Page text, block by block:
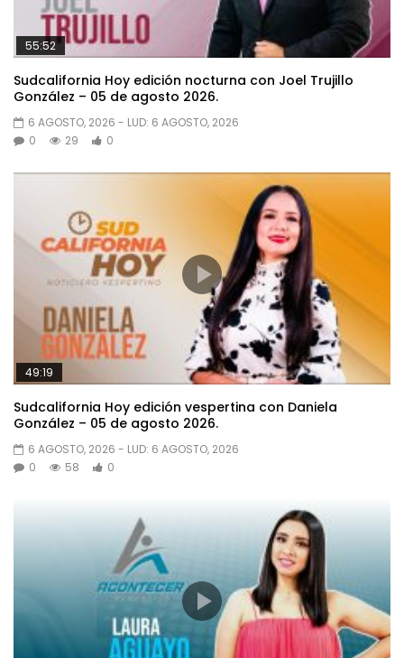
55:52
Sudcalifornia Hoy edición nocturna con Joel Trujillo
González – 05 de agosto 2026.
6 AGOSTO, 2026 - LUD: 6 AGOSTO, 2026
0
29 0
49:19
Sudcalifornia Hoy edición vespertina con Daniela
González – 05 de agosto 2026.
6 AGOSTO, 2026 - LUD: 6 AGOSTO, 2026
0
58 0